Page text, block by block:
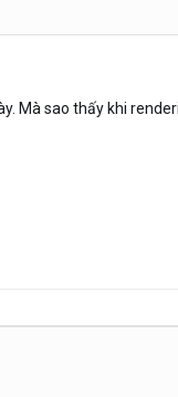
Mà sao thấy khi